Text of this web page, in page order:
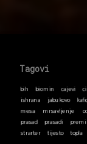
Podnožje
Tagovi
bih biomin cajevi
ishrana
jabukovo
mesa
mrsavljenje
prasad
prasadi
strarter tijesto topla